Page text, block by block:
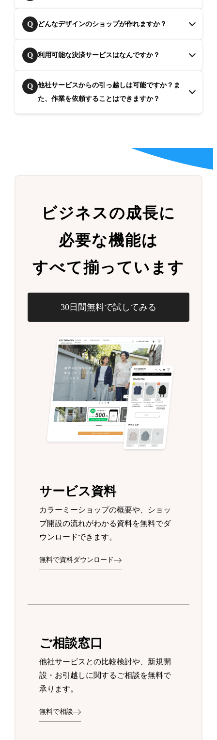
Q どんなデザインのショップが作れますか？
Q 利用可能な決済サービスはなんですか？
Q
他社サービスからの引っ越しは可能ですか？ま
た、作業を依頼することはできますか？
ビジネスの成長に
必要な機能は
すべて揃っています
30日間無料で試してみる
サービス資料
カラーミーショップの概要や、ショッ
プ開設の流れがわかる資料を無料でダ
ウンロードできます。
無料で資料ダウンロード
ご相談窓口
他社サービスとの比較検討や、新規開
設・お引越しに関するご相談を無料で
承ります。
無料で相談